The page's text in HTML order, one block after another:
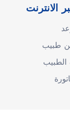
الانترنت
طبيب
الطبيب